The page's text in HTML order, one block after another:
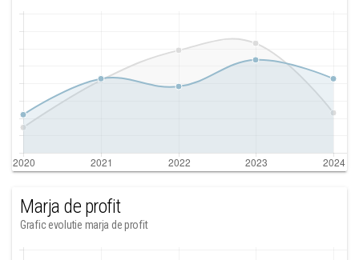
Marja de profit
Grafic evolutie marja de profit